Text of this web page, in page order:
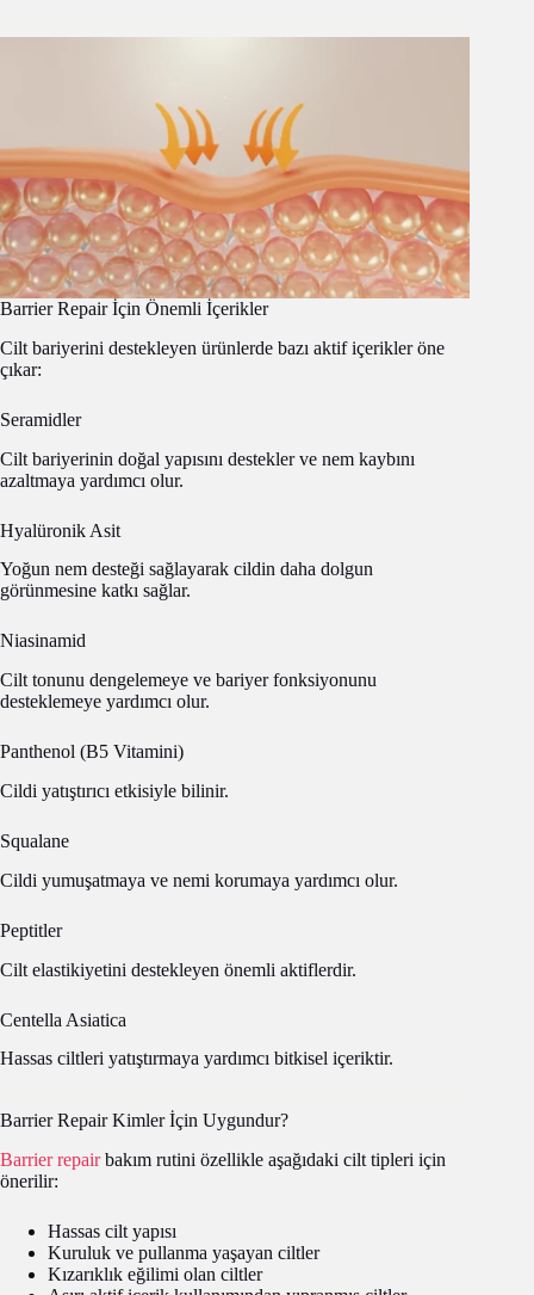
Barrier Repair İçin Önemli İçerikler
Cilt bariyerini destekleyen ürünlerde bazı aktif içerikler öne
çıkar:
Seramidler
Cilt bariyerinin doğal yapısını destekler ve nem kaybını
azaltmaya yardımcı olur.
Hyalüronik Asit
Yoğun nem desteği sağlayarak cildin daha dolgun
görünmesine katkı sağlar.
Niasinamid
Cilt tonunu dengelemeye ve bariyer fonksiyonunu
desteklemeye yardımcı olur.
Panthenol (B5 Vitamini)
Cildi yatıştırıcı etkisiyle bilinir.
Squalane
Cildi yumuşatmaya ve nemi korumaya yardımcı olur.
Peptitler
Cilt elastikiyetini destekleyen önemli aktiflerdir.
Centella Asiatica
Hassas ciltleri yatıştırmaya yardımcı bitkisel içeriktir.
Barrier Repair Kimler İçin Uygundur?
Barrier repairbakım rutini özellikle aşağıdaki cilt tipleri için
önerilir:
Hassas cilt yapısı
Kuruluk ve pullanma yaşayan ciltler
Kızarıklık eğilimi olan ciltler